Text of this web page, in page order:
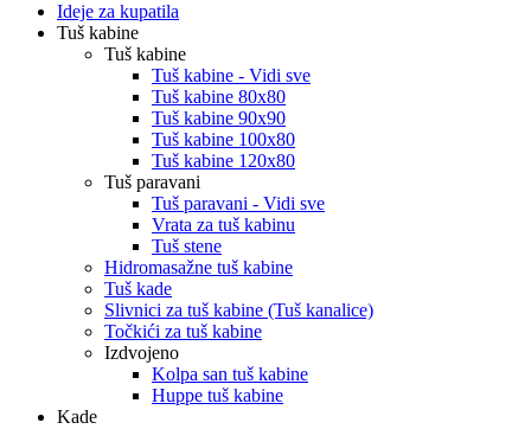
Ideje za kupatila
Tuš kabine
Tuš kabine
Tuš kabine - Vidi sve
Tuš kabine 80x80
Tuš kabine 90x90
Tuš kabine 100x80
Tuš kabine 120x80
Tuš paravani
Tuš paravani - Vidi sve
Vrata za tuš kabinu
Tuš stene
Hidromasažne tuš kabine
Tuš kade
Slivnici za tuš kabine (Tuš kanalice)
Točkići za tuš kabine
Izdvojeno
Kolpa san tuš kabine
Huppe tuš kabine
Kade